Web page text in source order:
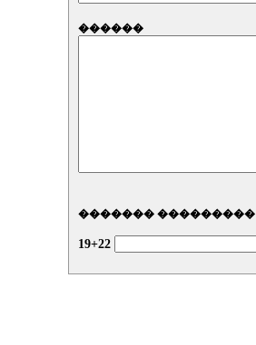
������
������� ���������
19+22